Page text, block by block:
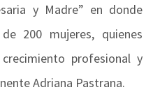
y Madre” en donde
200 mujeres, quienes
profesional y
Adriana Pastrana.